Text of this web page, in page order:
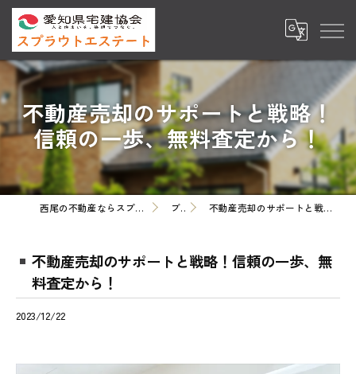
不動産売却のサポートと戦略！
信頼の一歩、無料査定から！
西尾の不動産ならスプラウトエステート株式会社 ブログ 不動産売却のサポートと戦略！信頼の一歩、無料査定から！
不動産売却のサポートと戦略！信頼の一歩、無
料査定から！
2023/12/22